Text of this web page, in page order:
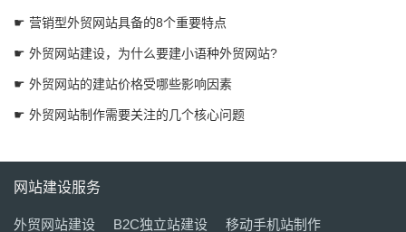
☛ 营销型外贸网站具备的8个重要特点
☛ 外贸网站建设，为什么要建小语种外贸网站?
☛ 外贸网站的建站价格受哪些影响因素
☛ 外贸网站制作需要关注的几个核心问题
网站建设服务
外贸网站建设 B2C独立站建设 移动手机站制作